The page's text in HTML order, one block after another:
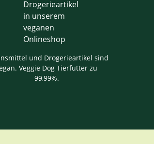
und Drogerieartikel sind
Veggie Dog Tierfutter zu
99,99%.